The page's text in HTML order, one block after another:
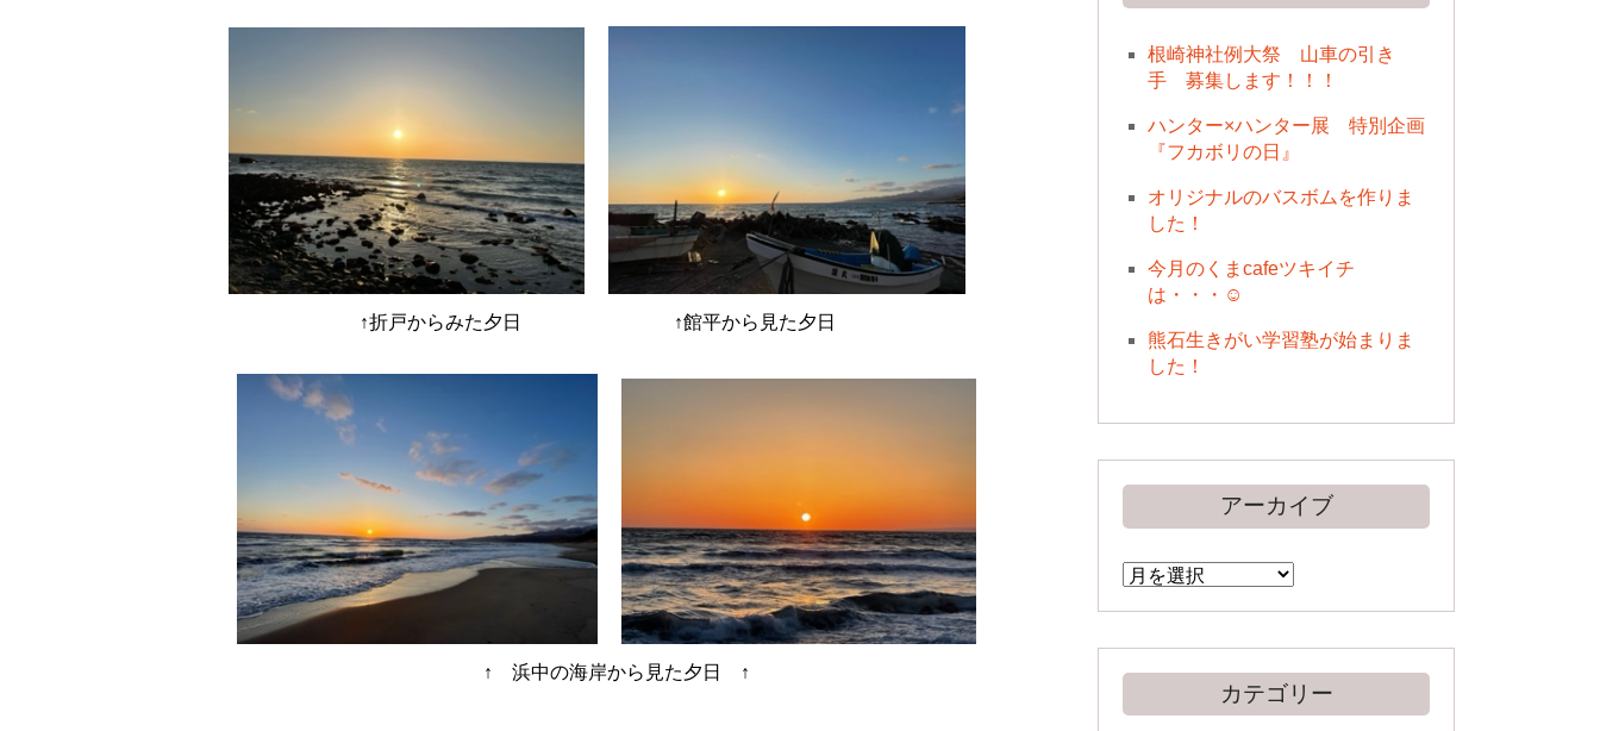
↑折戸からみた夕日 ↑館平から見た夕日
↑ 浜中の海岸から見た夕日 ↑
根崎神社例大祭 山車の引き
手 募集します！！！
ハンター×ハンター展 特別企画
『フカボリの日』
オリジナルのバスボムを作りま
した！
今月のくまcafeツキイチ
は・・・☺
熊石生きがい学習塾が始まりま
した！
アーカイブ
ア
ー
カ
カテゴリー